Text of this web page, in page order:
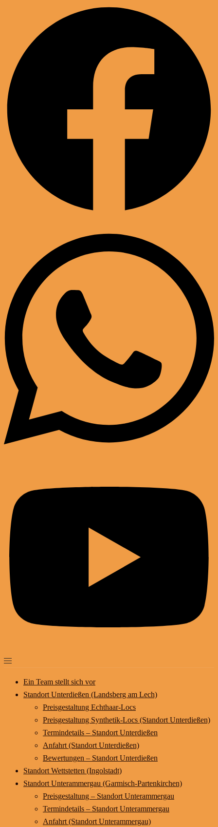
Ein Team stellt sich vor
Standort Unterdießen (Landsberg am Lech)
Preisgestaltung Echthaar-Locs
Preisgestaltung Synthetik-Locs (Standort Unterdießen)
Termindetails – Standort Unterdießen
Anfahrt (Standort Unterdießen)
Bewertungen – Standort Unterdießen
Standort Wettstetten (Ingolstadt)
Standort Unterammergau (Garmisch-Partenkirchen)
Preisgestaltung – Standort Unterammergau
Termindetails – Standort Unterammergau
Anfahrt (Standort Unterammergau)